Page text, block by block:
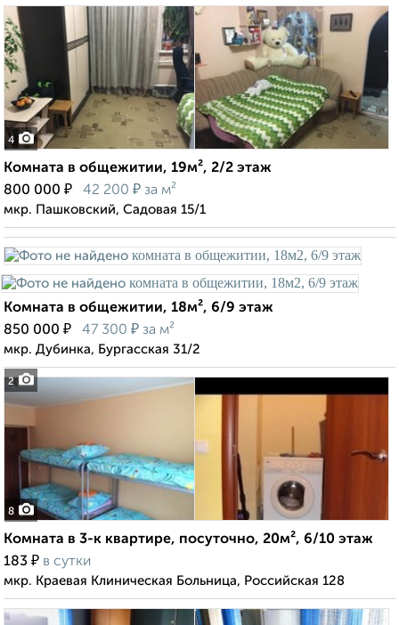
4
Комната в общежитии, 19м², 2/2 этаж
800 000 ₽ 42 200 ₽ за м²
мкр. Пашковский, Садовая 15/1
2
Комната в общежитии, 18м², 6/9 этаж
850 000 ₽ 47 300 ₽ за м²
мкр. Дубинка, Бургасская 31/2
8
Комната в 3-к квартире, посуточно, 20м², 6/10 этаж
183 ₽ в сутки
мкр. Краевая Клиническая Больница, Российская 128